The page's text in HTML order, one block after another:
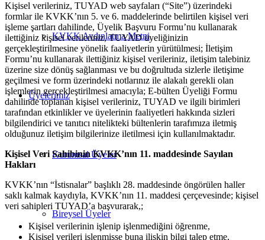
KVKK Aydınlatma Metni
Üyelerimiz
Kurumsal Üyeler
Bireysel Üyeler
Kişisel verileriniz, TUYAD web sayfaları (“Site”) üzerindeki
formlar ile KVKK’nın 5. ve 6. maddelerinde belirtilen kişisel veri
işleme şartları dahilinde, Üyelik Başvuru Formu’nu kullanarak
ilettiğiniz kişisel verileriniz, TUYAD üyeliğinizin
gerçekleştirilmesine yönelik faaliyetlerin yürütülmesi; İletişim
Formu’nu kullanarak ilettiğiniz kişisel verileriniz, iletişim talebiniz
üzerine size dönüş sağlanması ve bu doğrultuda sizlerle iletişime
geçilmesi ve form üzerindeki notlarınız ile alakalı gerekli olan
işlemlerin gerçekleştirilmesi amacıyla; E-bülten Üyeliği Formu
dahilinde toplanan kişisel verileriniz, TUYAD ve ilgili birimleri
tarafından etkinlikler ve üyelerinin faaliyetleri hakkında sizleri
bilgilendirici ve tanıtıcı nitelikteki bültenlerin tarafımıza iletmiş
olduğunuz iletişim bilgilerinize iletilmesi için kullanılmaktadır.
Kişisel Veri Sahibinin KVKK’nın 11. maddesinde Sayılan
Hakları
KVKK’nın “İstisnalar” başlıklı 28. maddesinde öngörülen haller
saklı kalmak kaydıyla, KVKK’nın 11. maddesi çerçevesinde; kişisel
veri sahipleri TUYAD’a başvurarak,;
Kişisel verilerinin işlenip işlenmediğini öğrenme,
Kişisel verileri işlenmişse buna ilişkin bilgi talep etme,